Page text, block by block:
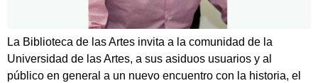
La Biblioteca de las Artes invita a la comunidad de la
Universidad de las Artes, a sus asiduos usuarios y al
público en general a un nuevo encuentro con la historia, el